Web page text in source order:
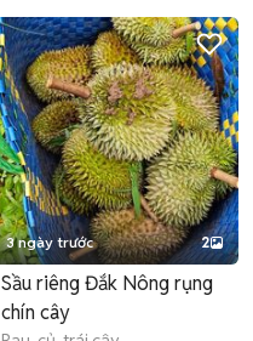
3 ngày trước 2
Sầu riêng Đắk Nông rụng
chín cây